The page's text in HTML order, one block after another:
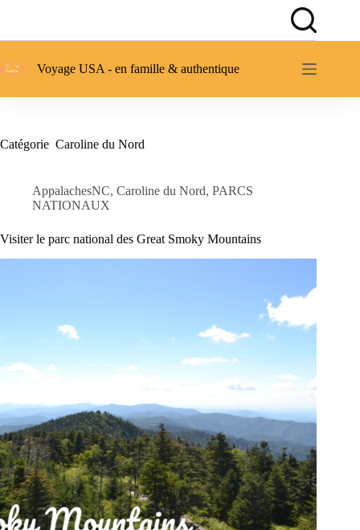
Voyage USA - en famille & authentique
Catégorie Caroline du Nord
AppalachesNC, Caroline du Nord, PARCS
NATIONAUX
Visiter le parc national des Great Smoky Mountains